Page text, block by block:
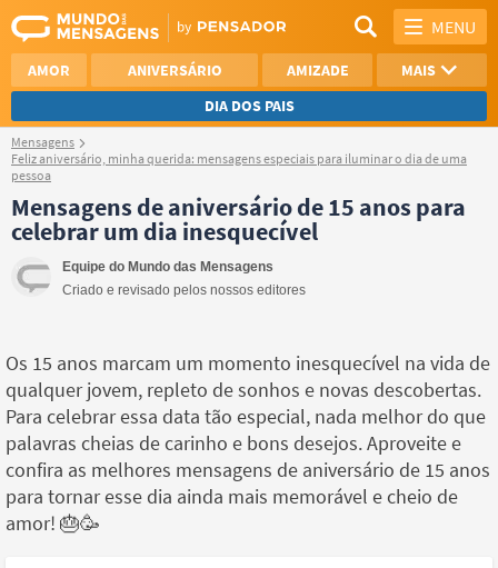
MENU
AMOR ANIVERSÁRIO AMIZADE
MAIS
DIA DOS PAIS
REFLEXÃO
AGRADECIMENTO
SAUDADE
OTIMISMO
Mensagens
Feliz aniversário, minha querida: mensagens especiais para iluminar o dia de uma
pessoa
Mensagens de aniversário de 15 anos para
celebrar um dia inesquecível
Equipe do Mundo das Mensagens
Criado e revisado pelos nossos editores
Os 15 anos marcam um momento inesquecível na vida de
qualquer jovem, repleto de sonhos e novas descobertas.
Para celebrar essa data tão especial, nada melhor do que
palavras cheias de carinho e bons desejos. Aproveite e
confira as melhores mensagens de aniversário de 15 anos
para tornar esse dia ainda mais memorável e cheio de
amor! 🎂🥳